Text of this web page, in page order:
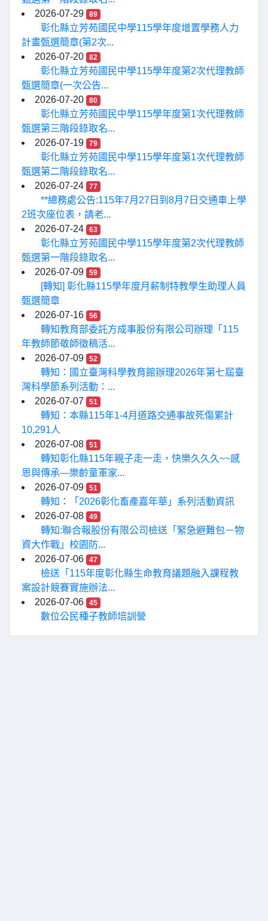
2026-07-29
89
彰化縣立芳苑國民中學115學年度增置學務人力
計畫甄選簡章(第2次...
2026-07-20
82
彰化縣立芳苑國民中學115學年度第2次代理教師
甄選簡章(一次公告...
2026-07-20
80
彰化縣立芳苑國民中學115學年度第1次代理教師
甄選第三階段錄取名...
2026-07-19
79
彰化縣立芳苑國民中學115學年度第1次代理教師
甄選第二階段錄取名...
2026-07-24
77
**總務處公告:115年7月27日到8月7日交通車上學
2班次座位表，請老...
2026-07-24
63
彰化縣立芳苑國民中學115學年度第2次代理教師
甄選第一階段錄取名...
2026-07-09
59
[轉知] 彰化縣115學年度月薪制特教學生助理人員
甄選簡章
2026-07-16
56
轉知教育部委託方成事股份有限公司辦理「115
年教師節敬師徵稿活...
2026-07-09
52
轉知：國立臺灣科學教育館辦理2026年第七屆臺
灣科學節系列活動：...
2026-07-07
51
轉知：本縣115年1-4月道路交通事故死傷累計
10,291人
2026-07-08
51
轉知彰化縣115年親子走一走，快樂久久久~~感
恩與傳承—樂齡童軍家...
2026-07-09
51
轉知：「2026彰化畜產嘉年華」系列活動資訊
2026-07-08
49
轉知:聯合報股份有限公司檢送「緊急避難包－物
資大作戰」校園防...
2026-07-06
47
檢送「115年度彰化縣生命教育議題融入課程教
案設計競賽實施辦法...
2026-07-06
45
數位公民種子教師培訓營